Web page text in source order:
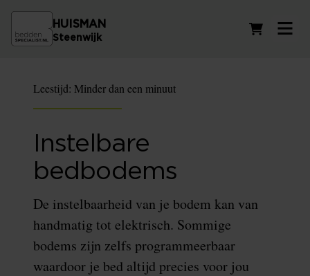
HUISMAN
Steenwijk
Leestijd: Minder dan een minuut
Instelbare
bedbodems
De instelbaarheid van je bodem kan van
handmatig tot elektrisch. Sommige
bodems zijn zelfs programmeerbaar
waardoor je bed altijd precies voor jou